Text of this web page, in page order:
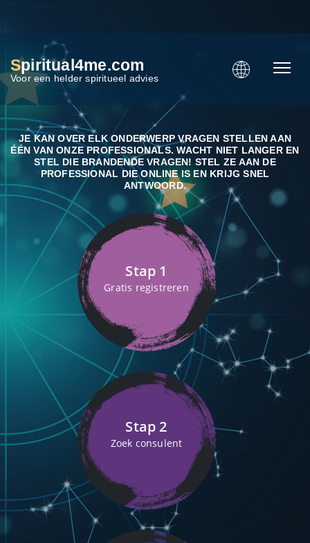
Spiritual4me.com
Voor een helder spiritueel advies
JE KAN OVER ELK ONDERWERP VRAGEN STELLEN AAN
ÉÉN VAN ONZE PROFESSIONALS. WACHT NIET LANGER EN
STEL DIE BRANDENDE VRAGEN! STEL ZE AAN DE
PROFESSIONAL DIE ONLINE IS EN KRIJG SNEL
ANTWOORD.
Stap 1
Gratis registreren
Stap 2
Zoek consulent